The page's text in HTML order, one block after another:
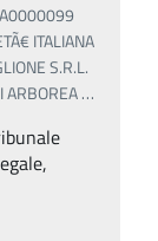
ITALIANA
S.R.L.
ARBOREA…